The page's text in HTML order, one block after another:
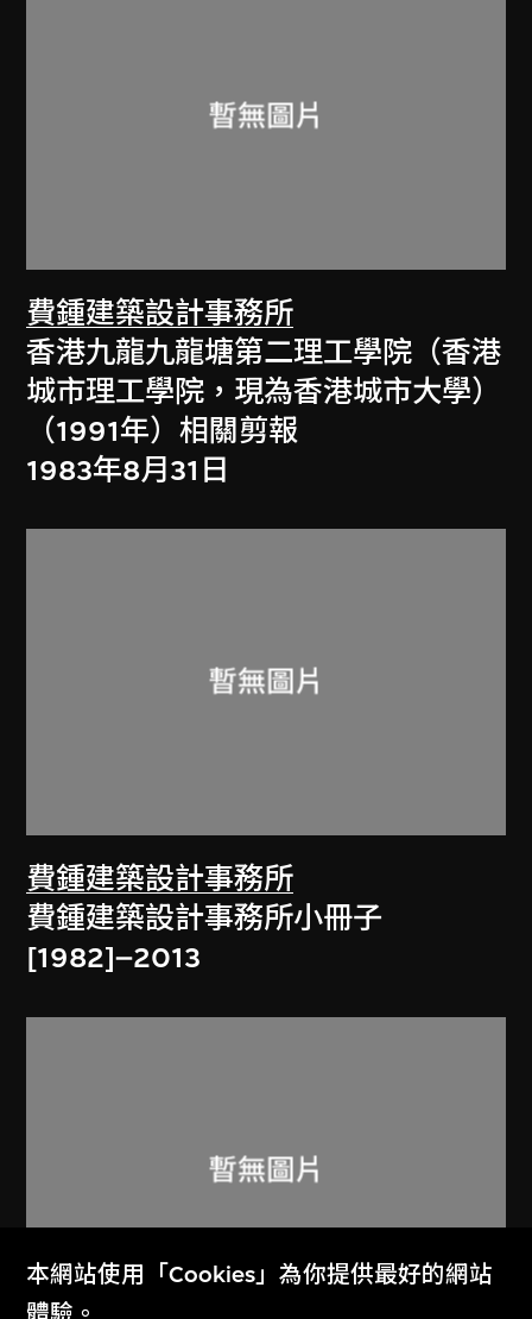
費鍾建築設計事務所
香港九龍九龍塘第二理工學院（香港
城市理工學院，現為香港城市大學）
（1991年）相關剪報
1983年8月31日
費鍾建築設計事務所
費鍾建築設計事務所小冊子
[1982]–2013
本網站使用「Cookies」為你提供最好的網站
體驗。